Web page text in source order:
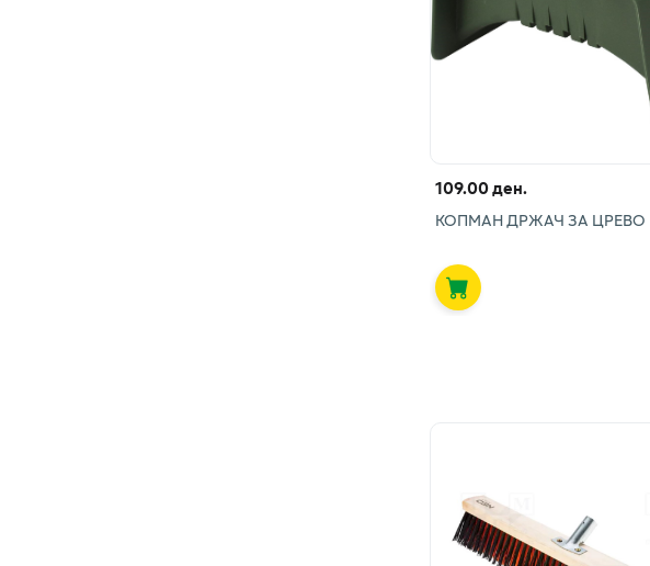
109.00 ден.
КОПМАН ДРЖАЧ ЗА ЦРЕВО